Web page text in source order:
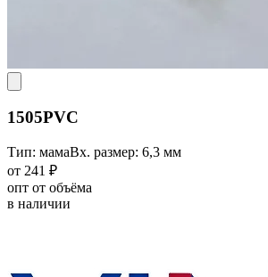
1505PVC
Тип: мамаВх. размер: 6,3 мм
от 241 ₽
опт от объёма
в наличии